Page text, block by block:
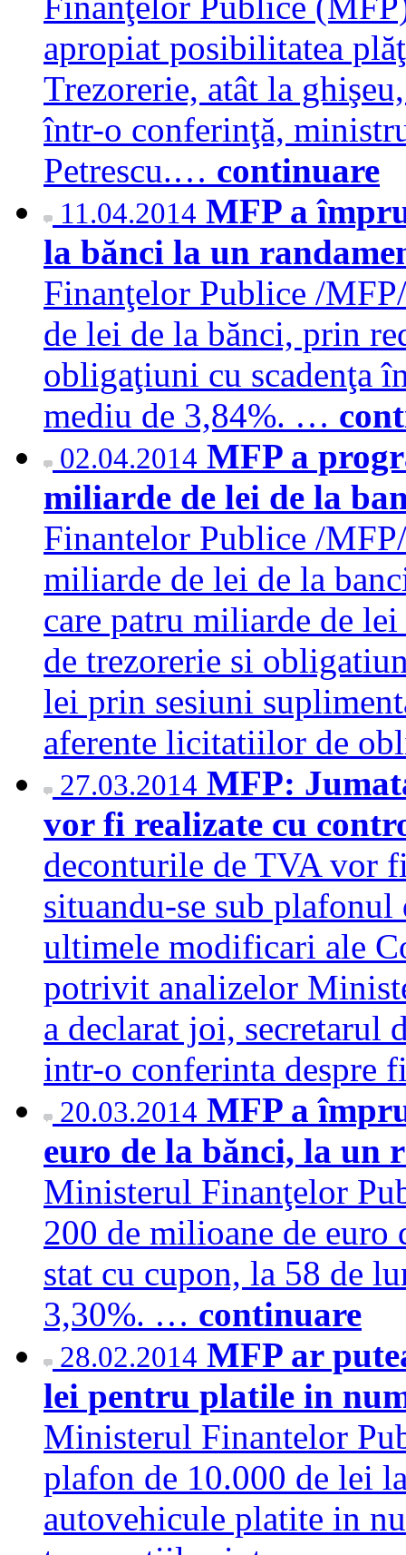
apropiat posibilitatea
Trezorerie, atât la
într-o conferinţă,
Petrescu.… continuare
11.04.2014 MFP a
la bănci la un
Finanţelor Publice /
de lei de la bănci, prin
obligaţiuni cu scadenţa
mediu de 3,84%. …
02.04.2014 MFP a
miliarde de lei de la
Finantelor Publice /
miliarde de lei de la
care patru miliarde de
de trezorerie si
lei prin sesiuni
aferente licitatiilor de
27.03.2014 MFP:
vor fi realizate cu
deconturile de TVA vor
situandu-se sub
ultimele modificari ale
potrivit analizelor
a declarat joi, secretarul
intr-o conferinta
20.03.2014 MFP a
euro de la bănci, la un
Ministerul Finanţelor
200 de milioane de
stat cu cupon, la 58 de
3,30%. … continuare
28.02.2014 MFP ar
lei pentru platile in
Ministerul Finantelor
plafon de 10.000 de lei
autovehicule platite in